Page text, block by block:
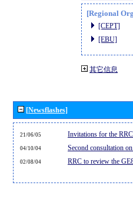
[Regional
[CEPT]
[EBU]
其它信息
[Newsflashes]
21/06/05 Invitations for the
04/10/04 Second consultation
02/08/04 RRC to review the